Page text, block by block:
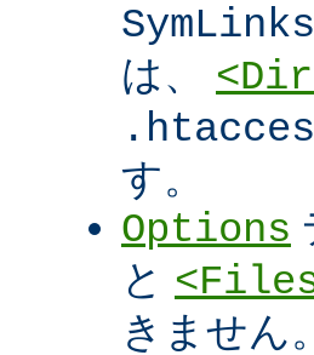
は、
す。
Options
と
きません。